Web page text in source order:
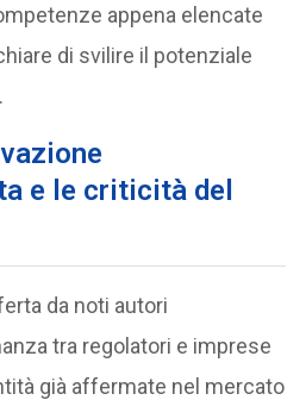
appena elencate
di svilire il potenziale
e le criticità del
da noti autori
tra regolatori e imprese
già affermate nel mercato